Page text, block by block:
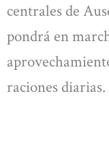
centrales de
pondrá en
raciones diarias.